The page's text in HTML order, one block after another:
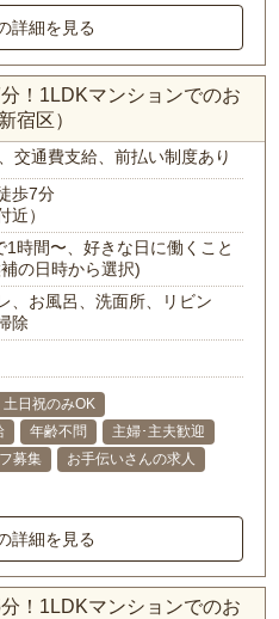
詳細を見る
！1LDKマンションでのお
宿区）
、交通費支給、前払い制度あり
歩7分
近）
時間〜、好きな日に働くこと
の日時から選択)
、お風呂、洗面所、リビン
除
土日祝のみOK
年齢不問
主婦･主夫歓迎
募集
お手伝いさんの求人
詳細を見る
！1LDKマンションでのお